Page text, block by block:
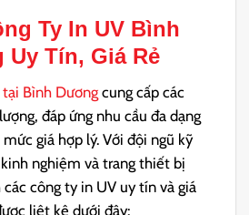
Ty In UV Bình
Uy Tín, Giá Rẻ
Bình Dươngcung cấp các
đáp ứng nhu cầu đa dạng
giá hợp lý. Với đội ngũ kỹ
nghiệm và trang thiết bị
các công ty in UV uy tín và giá
liệt kê dưới đây: